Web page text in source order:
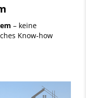
– keine
Know-how